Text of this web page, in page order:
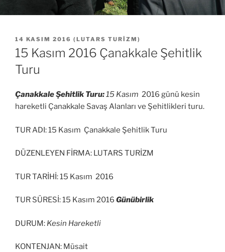
YAYIM
TARIHI
14 KASIM 2016 ( LUTARS TURIZM )
15 Kasım 2016 Çanakkale Şehitlik
Turu
Çanakkale Şehitlik Turu:15 Kasım 2016 günü kesin
hareketli Çanakkale Savaş Alanları ve Şehitlikleri turu.
TUR ADI: 15 Kasım Çanakkale Şehitlik Turu
DÜZENLEYEN FİRMA: LUTARS TURİZM
TUR TARİHİ: 15 Kasım 2016
TUR SÜRESİ: 15 Kasım 2016 Günübirlik
DURUM: Kesin Hareketli
KONTENJAN: Müsait